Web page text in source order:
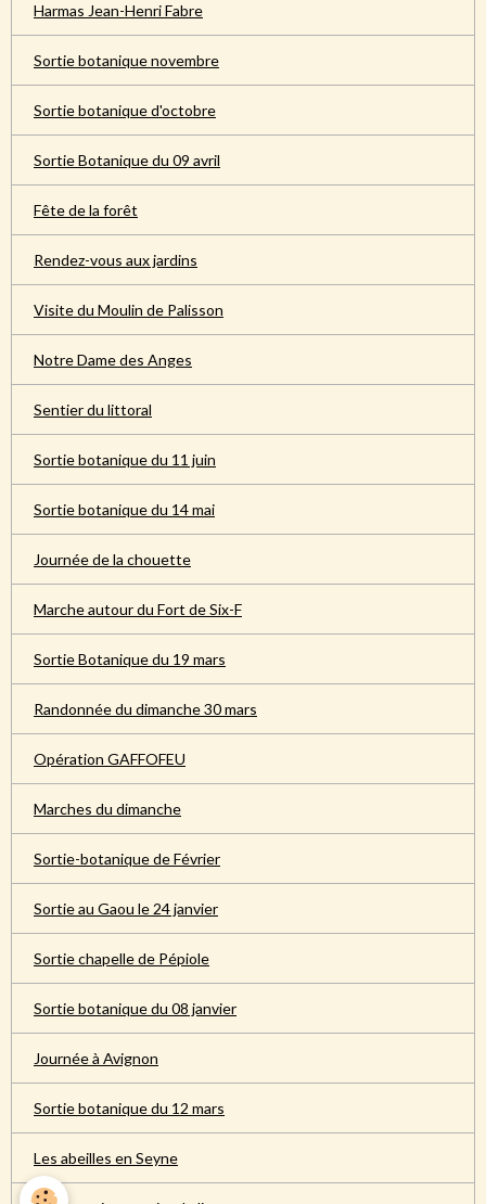
Harmas Jean-Henri Fabre
Sortie botanique novembre
Sortie botanique d'octobre
Sortie Botanique du 09 avril
Fête de la forêt
Rendez-vous aux jardins
Visite du Moulin de Palisson
Notre Dame des Anges
Sentier du littoral
Sortie botanique du 11 juin
Sortie botanique du 14 mai
Journée de la chouette
Marche autour du Fort de Six-F
Sortie Botanique du 19 mars
Randonnée du dimanche 30 mars
Opération GAFFOFEU
Marches du dimanche
Sortie-botanique de Février
Sortie au Gaou le 24 janvier
Sortie chapelle de Pépiole
Sortie botanique du 08 janvier
Journée à Avignon
Sortie botanique du 12 mars
Les abeilles en Seyne